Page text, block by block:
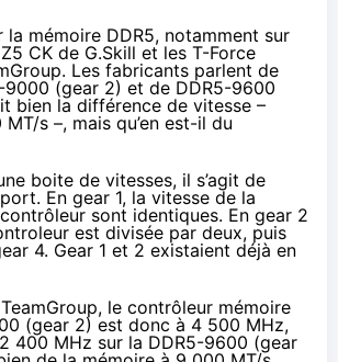
la mémoire DDR5, notamment sur
CK de G.Skill et les T-Force
Les fabricants parlent de
9000 (gear 2) et de DDR5-9600
bien la différence de vitesse –
s –, mais qu’en est-il du
boite de vitesses, il s’agit de
En gear 1, la vitesse de la
sont identiques. En gear 2
est divisée par deux, puis
4. Gear 1 et 2 existaient déjà en
le contrôleur mémoire
(gear 2) est donc à 4 500 MHz,
400 MHz sur la DDR5-9600 (gear